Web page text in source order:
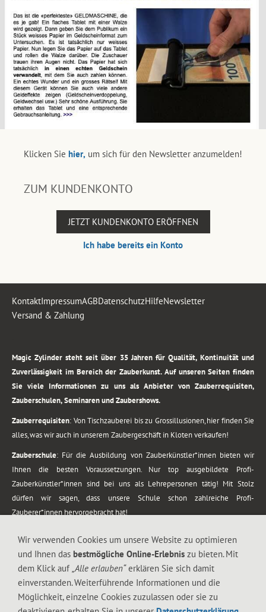
Klicken Sie hier, um sich für den Newsletter anzumelden!
ZUM KUNDENKONTO
JETZT KUNDENKONTO ERÖFFNEN
Ich habe bereits ein Konto
KontaktImpressumAGBDatenschutzHilfeNewsletter
Versand & Zahlung
Magic Zylinder steht seit über 35 Jahren für Qualität, Kontinuität und
Zuverlässigkeit im Bereich der Zauberkunst. Auf unseren Seiten finden
Sie viele Informationen zu uns als Anbieter von Zauberrequisiten,
Zauberschulen, Seminaren und Zaubershows.
Zauberrequisiten: Von Tischzauberei bis zu Grossillusionen, hier finden Sie
alles, was wir auch in unserem Zaubergeschäft in Kloten verkaufen!
Zauberschule: Für die Ausbildung von Zauberkünstler*innen bieten wir
Ihnen die besten Voraussetzungen. Nur top ausgebildete Profi-
Zauberkünstler*innen sind bei uns als Lehrepersonen tätig! Mit Stolz
dürfen wir sagen, dass unsere Schule schon zahlreiche Profi-
Zauberer*innen hervorgebracht hat!
vom Kinderprogramm bis zur Tischzauberei. Lassen Sie sich faszinieren von
meiner Zauber-Sprech-Show, angerührt mit sprachlichen Sequenzen,
gewürzt mit Gags und visuellen Illusionen wie Kaninchen, Vasen, Seilen,
Wir verwenden Cookies um unsere Website zu optimieren
und Ihnen das bestmögliche Online-Erlebnis zu bieten. Mit
dem Klick auf „Alle erlauben“erklären Sie sich damit
einverstanden. Weiterführende Informationen und die
Möglichkeit, einzelne Cookies zuzulassen oder sie zu